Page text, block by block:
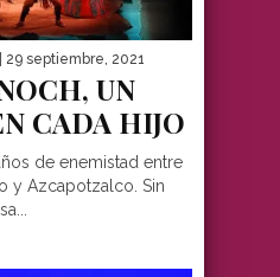
| 29 septiembre, 2021
UN
CADA HIJO
de enemistad entre
y Azcapotzalco. Sin